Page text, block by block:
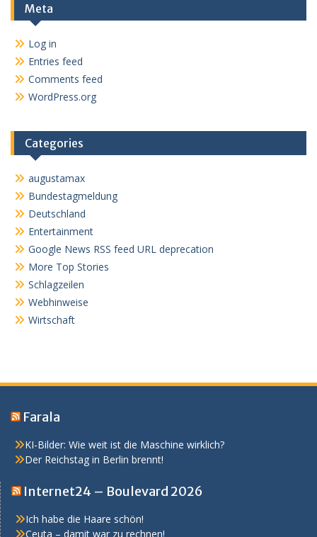
Meta
Log in
Entries feed
Comments feed
WordPress.org
Categories
augustamax
Bundestagmeldung
Deutschland
Entertainment
Google News RSS feed URL deprecation
More Top Stories
Schlagzeilen
Webhinweise
Wirtschaft
Farala
KI-Bilder: Wie weit ist die Maschine wirklich?
Der Reichstag in Berlin brennt!
Internet24 – Boulevard 2026
Ich habe die Haare schön!
Ceuta – damit war zu rechnen!